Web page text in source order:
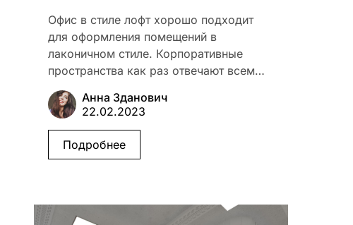
Офис в стиле лофт хорошо подходит
для оформления помещений в
лаконичном стиле. Корпоративные
пространства как раз отвечают всем…
Анна Зданович
22.02.2023
Подробнее